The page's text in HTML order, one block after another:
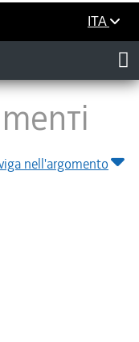
ITA
nell'argomento